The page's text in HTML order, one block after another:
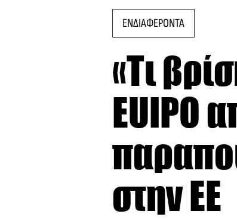
ΕΝΔΙΑΦΕΡΟΝΤΑ
«Τι
EUIPO
στην ΕΕ